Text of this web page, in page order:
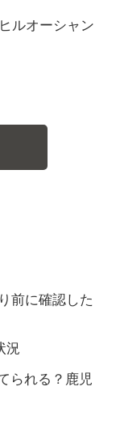
ルオーシャン
前に確認した
況
られる？鹿児